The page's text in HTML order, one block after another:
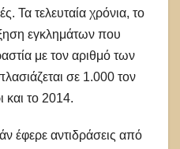
Τα τελευταία χρόνια, το
εγκλημάτων που
με τον αριθμό των
σε 1.000 τον
και το 2014.
έφερε αντιδράσεις από